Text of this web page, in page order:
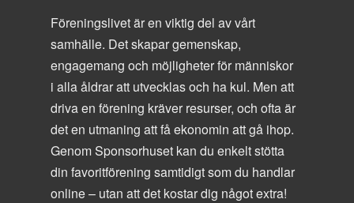
Föreningslivet är en viktig del av vårt
samhälle. Det skapar gemenskap,
engagemang och möjligheter för människor
i alla åldrar att utvecklas och ha kul. Men att
driva en förening kräver resurser, och ofta är
det en utmaning att få ekonomin att gå ihop.
Genom Sponsorhuset kan du enkelt stötta
din favoritförening samtidigt som du handlar
online – utan att det kostar dig något extra!